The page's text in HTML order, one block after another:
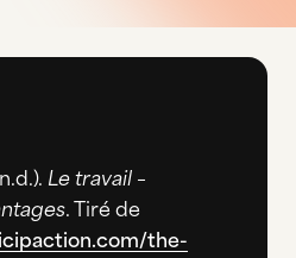
Le travail –
. Tiré de
the-